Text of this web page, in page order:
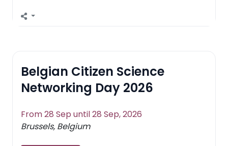
Belgian Citizen Science
Networking Day 2026
From 28 Sep until 28 Sep, 2026
Brussels, Belgium